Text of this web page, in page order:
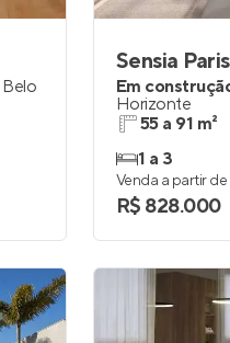
Belo
Sensia Paris
Em
Horizonte
55 a 91 m²
1 a 3
Venda a partir de
R$ 828.000